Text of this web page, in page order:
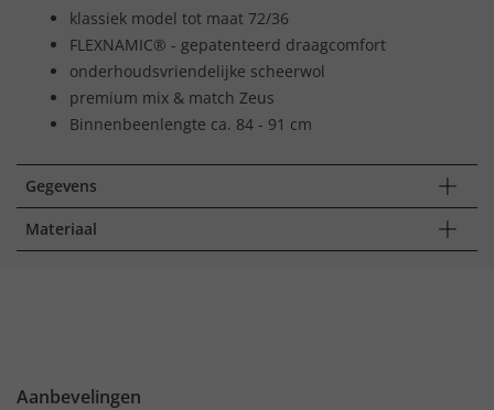
klassiek model tot maat 72/36
FLEXNAMIC® - gepatenteerd draagcomfort
onderhoudsvriendelijke scheerwol
premium mix & match Zeus
Binnenbeenlengte ca. 84 - 91 cm
Gegevens
Materiaal
Aanbevelingen